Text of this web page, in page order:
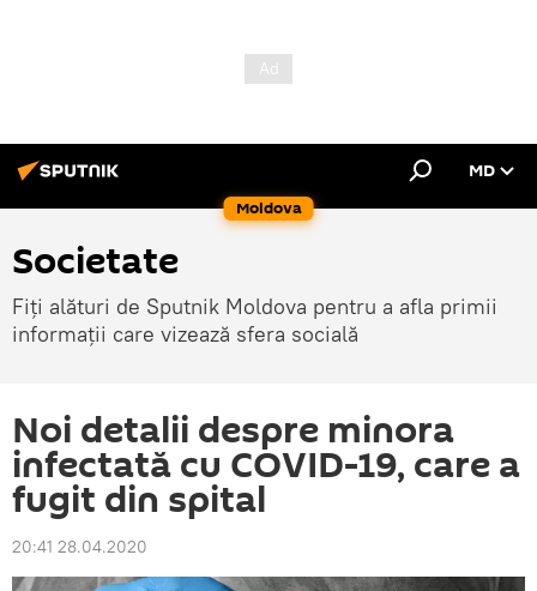
Moldova
MD
Societate
Fiți alături de Sputnik Moldova pentru a afla primii
informații care vizează sfera socială
Noi detalii despre minora
infectată cu COVID-19, care a
fugit din spital
20:41 28.04.2020